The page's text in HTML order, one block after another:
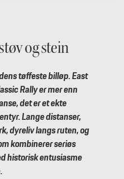
og stein
tøffeste billøp. East
Rally er mer enn
det er et ekte
Lange distanser,
dyreliv langs ruten, og
kombinerer seriøs
historisk entusiasme